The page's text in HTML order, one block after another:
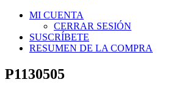
MI CUENTA
CERRAR SESIÓN
SUSCRÍBETE
RESUMEN DE LA COMPRA
P1130505